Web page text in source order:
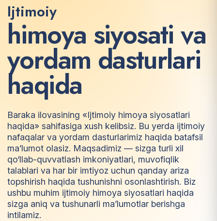
Ijtimoiy
himoya siyosati va
yordam dasturlari
haqida
Baraka ilovasining «Ijtimoiy himoya siyosatlari
haqida» sahifasiga xush kelibsiz. Bu yerda ijtimoiy
nafaqalar va yordam dasturlarimiz haqida batafsil
ma’lumot olasiz. Maqsadimiz — sizga turli xil
qo‘llab-quvvatlash imkoniyatlari, muvofiqlik
talablari va har bir imtiyoz uchun qanday ariza
topshirish haqida tushunishni osonlashtirish. Biz
ushbu muhim ijtimoiy himoya siyosatlari haqida
sizga aniq va tushunarli ma’lumotlar berishga
intilamiz.